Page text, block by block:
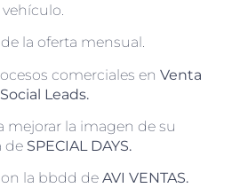
vehículo.
la oferta mensual.
comerciales en Venta
Leads.
mejorar la imagen de su
de SPECIAL DAYS.
la bbdd de AVI VENTAS.